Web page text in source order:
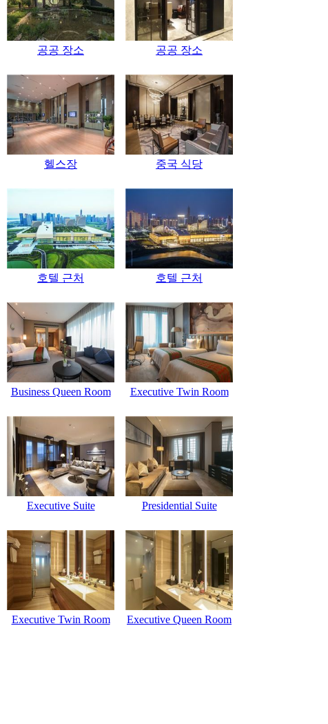
공공 장소 공공 장소
헬스장 중국 식당
호텔 근처 호텔 근처
Business Queen Room Executive Twin Room
Executive Suite Presidential Suite
Executive Twin Room Executive Queen Room